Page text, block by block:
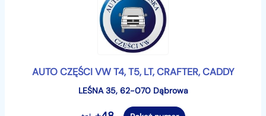
AUTO CZĘŚCI VW T4, T5, LT, CRAFTER, CADDY
LEŚNA 35, 62-070 Dąbrowa